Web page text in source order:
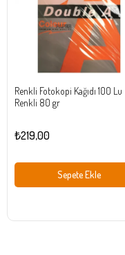
Renkli Fotokopi Kağıdı 100 Lu
Renkli 80 gr
₺219,00
Sepete Ekle